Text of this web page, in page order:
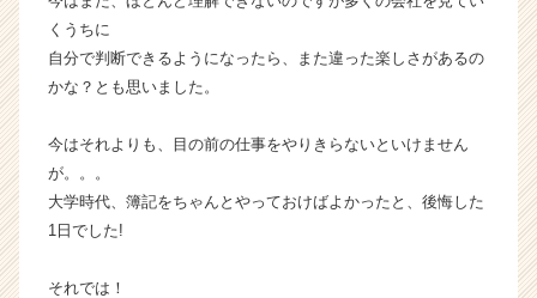
h
e
r
e
くうちに
自分で判断できるようになったら、また違った楽しさがあるの
かな？とも思いました。
今はそれよりも、目の前の仕事をやりきらないといけません
が。。。
大学時代、簿記をちゃんとやっておけばよかったと、後悔した
1日でした!
それでは！